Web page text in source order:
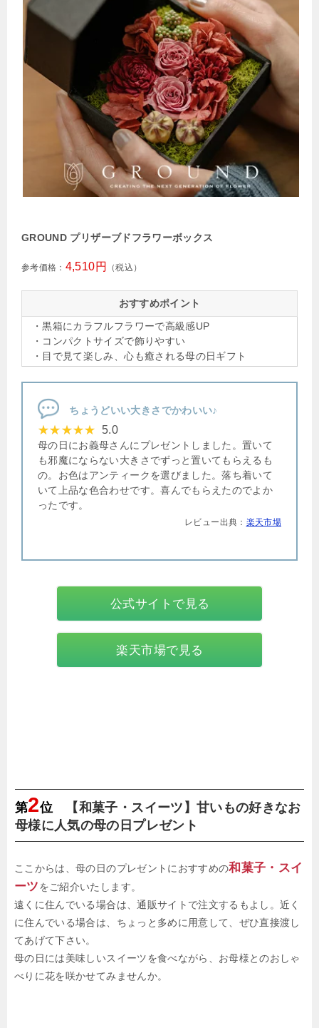
GROUND プリザーブドフラワーボックス
参考価格： 4,510円 （税込）
おすすめポイント
・黒箱にカラフルフラワーで高級感UP
・コンパクトサイズで飾りやすい
・目で見て楽しみ、心も癒される母の日ギフト
ちょうどいい大きさでかわいい♪
5.0
母の日にお義母さんにプレゼントしました。置いて
も邪魔にならない大きさでずっと置いてもらえるも
の。お色はアンティークを選びました。落ち着いて
いて上品な色合わせです。喜んでもらえたのでよか
ったです。
レビュー出典： 楽天市場
公式サイトで見る
楽天市場で見る
第2位 【和菓子・スイーツ】甘いもの好きなお
母様に人気の母の日プレゼント
ここからは、母の日のプレゼントにおすすめの和菓子・スイ
ーツをご紹介いたします。
遠くに住んでいる場合は、通販サイトで注文するもよし。近く
に住んでいる場合は、ちょっと多めに用意して、ぜひ直接渡し
てあげて下さい。
母の日には美味しいスイーツを食べながら、お母様とのおしゃ
べりに花を咲かせてみませんか。